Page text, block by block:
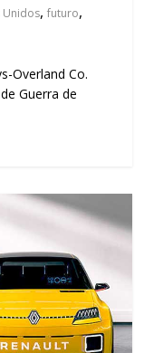
Unidos,futuro,
Overland Co.
Guerra de